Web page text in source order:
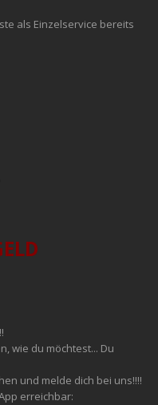
als Einzelservice bereits
wie du möchtest... Du
und melde dich bei uns!!!!
erreichbar: